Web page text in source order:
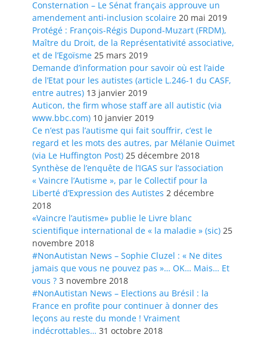
Consternation – Le Sénat français approuve un
amendement anti-inclusion scolaire 20 mai 2019
Protégé : François-Régis Dupond-Muzart (FRDM),
Maître du Droit, de la Représentativité associative,
et de l’Egoïsme 25 mars 2019
Demande d’information pour savoir où est l’aide
de l’Etat pour les autistes (article L.246-1 du CASF,
entre autres) 13 janvier 2019
Auticon, the firm whose staff are all autistic (via
www.bbc.com) 10 janvier 2019
Ce n’est pas l’autisme qui fait souffrir, c’est le
regard et les mots des autres, par Mélanie Ouimet
(via Le Huffington Post) 25 décembre 2018
Synthèse de l’enquête de l’IGAS sur l’association
« Vaincre l’Autisme », par le Collectif pour la
Liberté d’Expression des Autistes 2 décembre
2018
«Vaincre l’autisme» publie le Livre blanc
scientifique international de « la maladie » (sic) 25
novembre 2018
#NonAutistan News – Sophie Cluzel : « Ne dites
jamais que vous ne pouvez pas »… OK… Mais… Et
vous ? 3 novembre 2018
#NonAutistan News – Elections au Brésil : la
France en profite pour continuer à donner des
leçons au reste du monde ! Vraiment
indécrottables… 31 octobre 2018